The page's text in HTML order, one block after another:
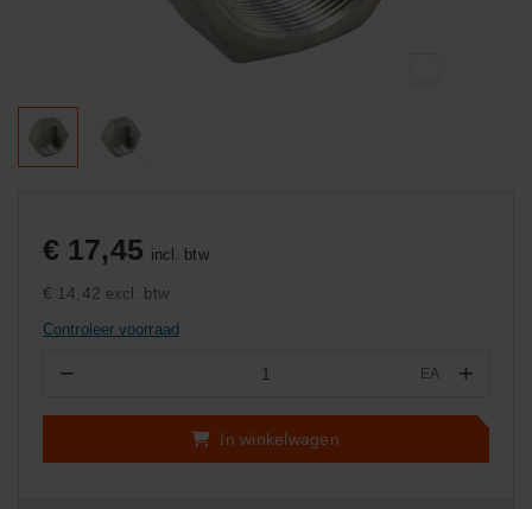
€ 17,45 incl. btw
€ 14,42 excl. btw
Controleer voorraad
− EA +
In winkelwagen